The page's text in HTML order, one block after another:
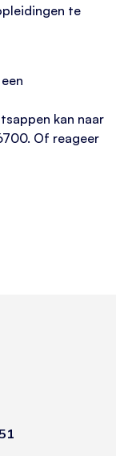
te
kan naar
Of reageer